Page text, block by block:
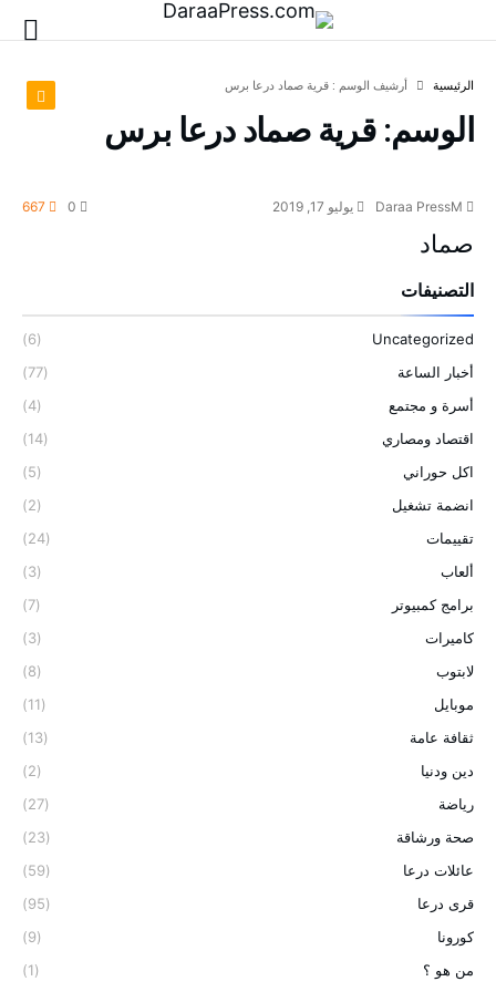
‫الرئيسية‬ ‫أرشيف الوسم :‬ قرية صماد درعا برس
الوسم:قرية صماد درعا برس
يوليو 17, 2019 667
صماد
التصنيفات
Uncategorized
(6)
أخبار الساعة
(77)
أسرة و مجتمع
(4)
اقتصاد ومصاري
(14)
اكل حوراني
(5)
انضمة تشغيل
(2)
تقييمات
(24)
ألعاب
(3)
برامج كمبيوتر
(7)
كاميرات
(3)
لابتوب
(8)
موبايل
(11)
ثقافة عامة
(13)
دين ودنيا
(2)
رياضة
(27)
صحة ورشاقة
(23)
عائلات درعا
(59)
قرى درعا
(95)
كورونا
(9)
من هو ؟
(1)